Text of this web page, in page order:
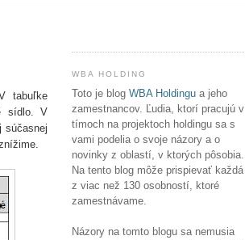
tabuľke
sídlo. V
súčasnej
WBA HOLDING
Toto je blog WBA Holdingu a jeho
zamestnancov. Ľudia, ktorí pracujú v
tímoch na projektoch holdingu sa s
vami podelia o svoje názory a o
novinky z oblastí, v ktorých pôsobia.
Na tento blog môže prispievať každá
z viac než 130 osobností, ktoré
zamestnávame.
Názory na tomto blogu sa nemusia